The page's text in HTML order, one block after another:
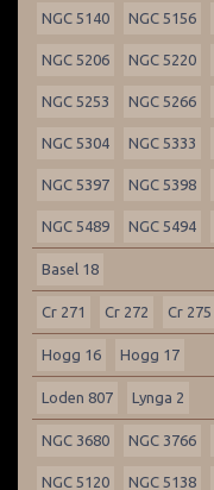
NGC 5140 NGC 5156
NGC 5206 NGC 5220
NGC 5253 NGC 5266
NGC 5304 NGC 5333
NGC 5397 NGC 5398
NGC 5489 NGC 5494
Basel 18
Cr 271 Cr 272 Cr 275
Hogg 16 Hogg 17
Loden 807 Lynga 2
NGC 3680 NGC 3766
NGC 5120 NGC 5138